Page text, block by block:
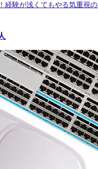
経験が浅くてもやる気重視